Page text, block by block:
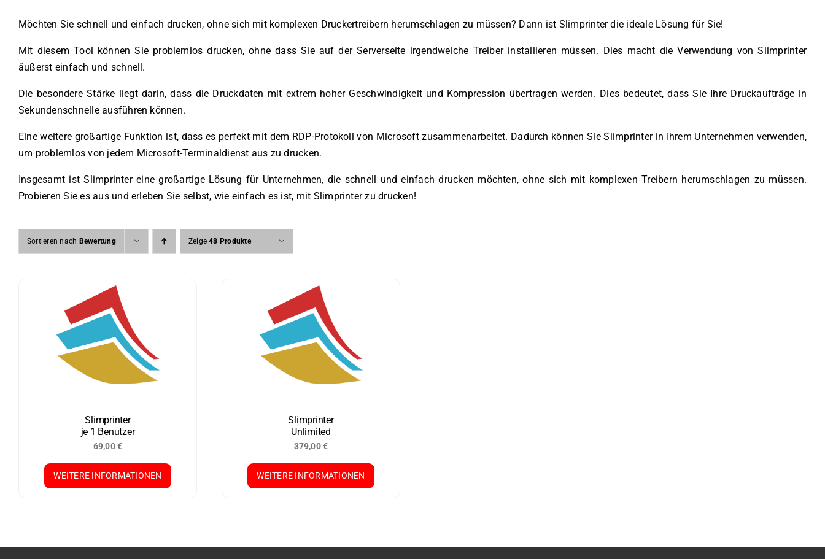
Möchten Sie schnell und einfach drucken, ohne sich mit komplexen Druckertreibern herumschlagen zu müssen? Dann ist Slimprinter die ideale Lösung für Sie!
Mit diesem Tool können Sie problemlos drucken, ohne dass Sie auf der Serverseite irgendwelche Treiber installieren müssen. Dies macht die Verwendung von Slimprinter
äußerst einfach und schnell.
Die besondere Stärke liegt darin, dass die Druckdaten mit extrem hoher Geschwindigkeit und Kompression übertragen werden. Dies bedeutet, dass Sie Ihre Druckaufträge in
Sekundenschnelle ausführen können.
Eine weitere großartige Funktion ist, dass es perfekt mit dem RDP-Protokoll von Microsoft zusammenarbeitet. Dadurch können Sie Slimprinter in Ihrem Unternehmen verwenden,
um problemlos von jedem Microsoft-Terminaldienst aus zu drucken.
Insgesamt ist Slimprinter eine großartige Lösung für Unternehmen, die schnell und einfach drucken möchten, ohne sich mit komplexen Treibern herumschlagen zu müssen.
Probieren Sie es aus und erleben Sie selbst, wie einfach es ist, mit Slimprinter zu drucken!
Sortieren nach Bewertung Zeige48 Produkte
Slimprinter
je 1 Benutzer
69,00€
WEITERE INFORMATIONEN
Slimprinter
Unlimited
379,00€
WEITERE INFORMATIONEN